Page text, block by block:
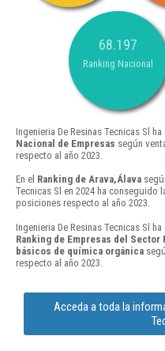
68.197
Ranking Nacional
Ingenieria De Resinas Tecnicas Sl
Nacional de Empresas según
respecto al año 2023.
En el Ranking de Arava,Álava
Tecnicas Sl en 2024 ha conseguido
posiciones respecto al año 2023.
Ingenieria De Resinas Tecnicas Sl
Ranking de Empresas del
básicos de química orgánica
respecto al año 2023.
Acceda a toda la